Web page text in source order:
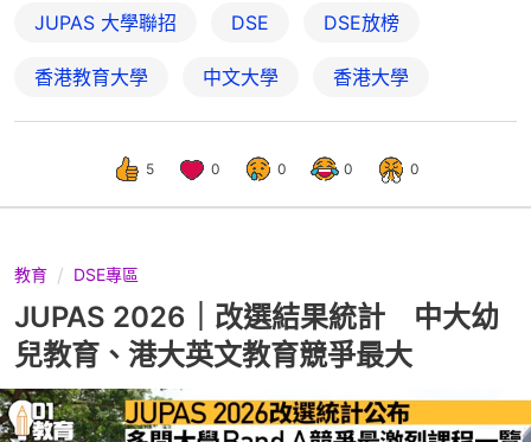
JUPAS 大學聯招 DSE DSE放榜
香港教育大學 中文大學 香港大學
5 0 0 0 0
教育 DSE專區
JUPAS 2026｜改選結果統計 中大幼
兒教育、港大英文教育競爭最大